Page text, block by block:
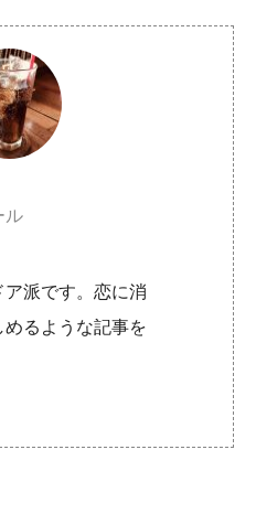
ル
派です。恋に消
るような記事を